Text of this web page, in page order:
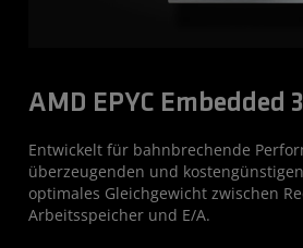
AMD EPYC Embedded
Entwickelt für bahnbrechende
überzeugenden und
optimales Gleichgewicht zwischen
Arbeitsspeicher und E/A.